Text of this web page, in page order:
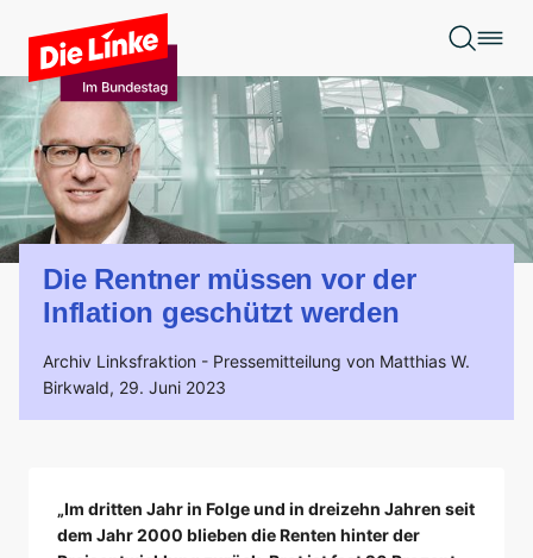
Zum Hauptinhalt springen
Die Rentner müssen vor der
Inflation geschützt werden
Archiv Linksfraktion - Pressemitteilung von Matthias W.
Birkwald, 29. Juni 2023
„Im dritten Jahr in Folge und in dreizehn Jahren seit
dem Jahr 2000 blieben die Renten hinter der